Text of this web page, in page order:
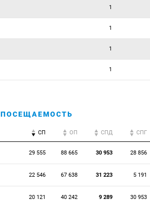
1
1
1
1
ПОСЕЩАЕМОСТЬ
СП ОП CПД CПГ
29 555 88 665 30 953 28 856
22 546 67 638 31 223 5 191
20 121 40 242 9 289 30 953